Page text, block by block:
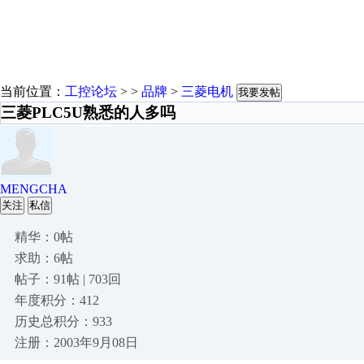
当前位置： 工控论坛 > > 品牌 > 三菱电机 我要发帖
三菱PLC5U熟悉的人多吗
MENGCHA
关注 私信
精华：0帖
求助：6帖
帖子：91帖 | 703回
年度积分：412
历史总积分：933
注册：2003年9月08日